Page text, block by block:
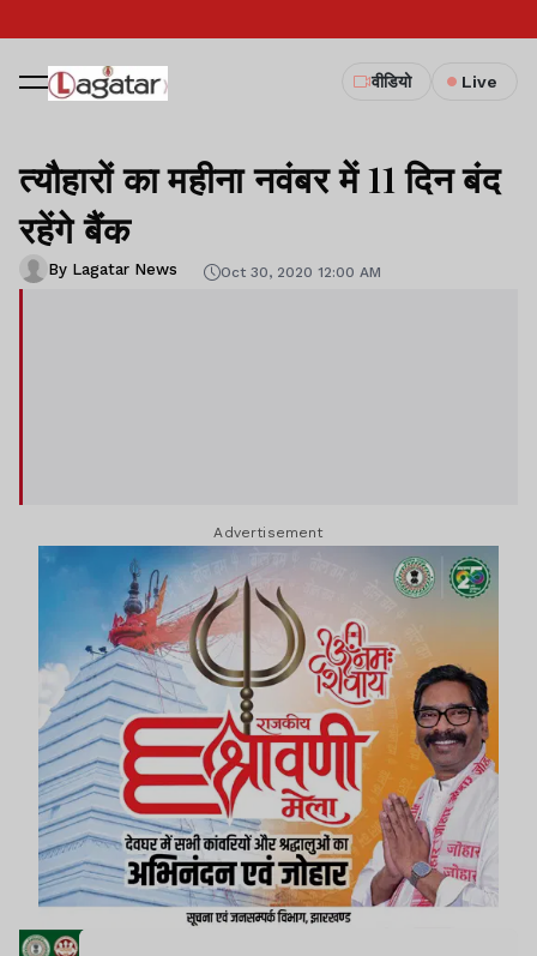
वीडियो Live
त्यौहारों का महीना नवंबर में 11 दिन बंद
रहेंगे बैंक
By Lagatar News Oct 30, 2020 12:00 AM
Advertisement